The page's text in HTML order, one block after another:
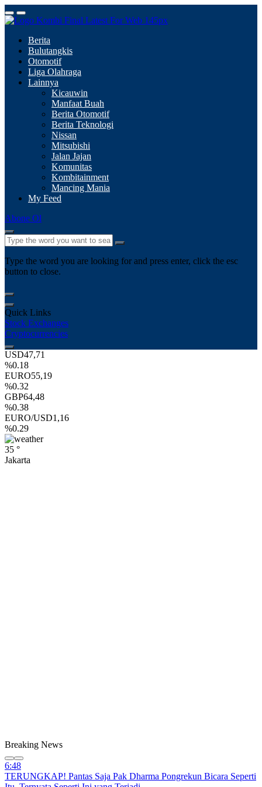
Berita
Bulutangkis
Otomotif
Liga Olahraga
Lainnya
Kicauwin
Manfaat Buah
Berita Otomotif
Berita Teknologi
Nissan
Mitsubishi
Jalan Jajan
Komunitas
Kombitainment
Mancing Mania
My Feed
Abone Ol
Type the word you are looking for and press enter, click the esc
button to close.
Quick Links
Stock Exchanges
Cryptocurrencies
USD47,71
%0.18
EURO55,19
%0.32
GBP64,48
%0.38
EURO/USD1,16
%0.29
35 °
Jakarta
Breaking News
6:48
TERUNGKAP! Pantas Saja Pak Dharma Pongrekun Bicara Seperti